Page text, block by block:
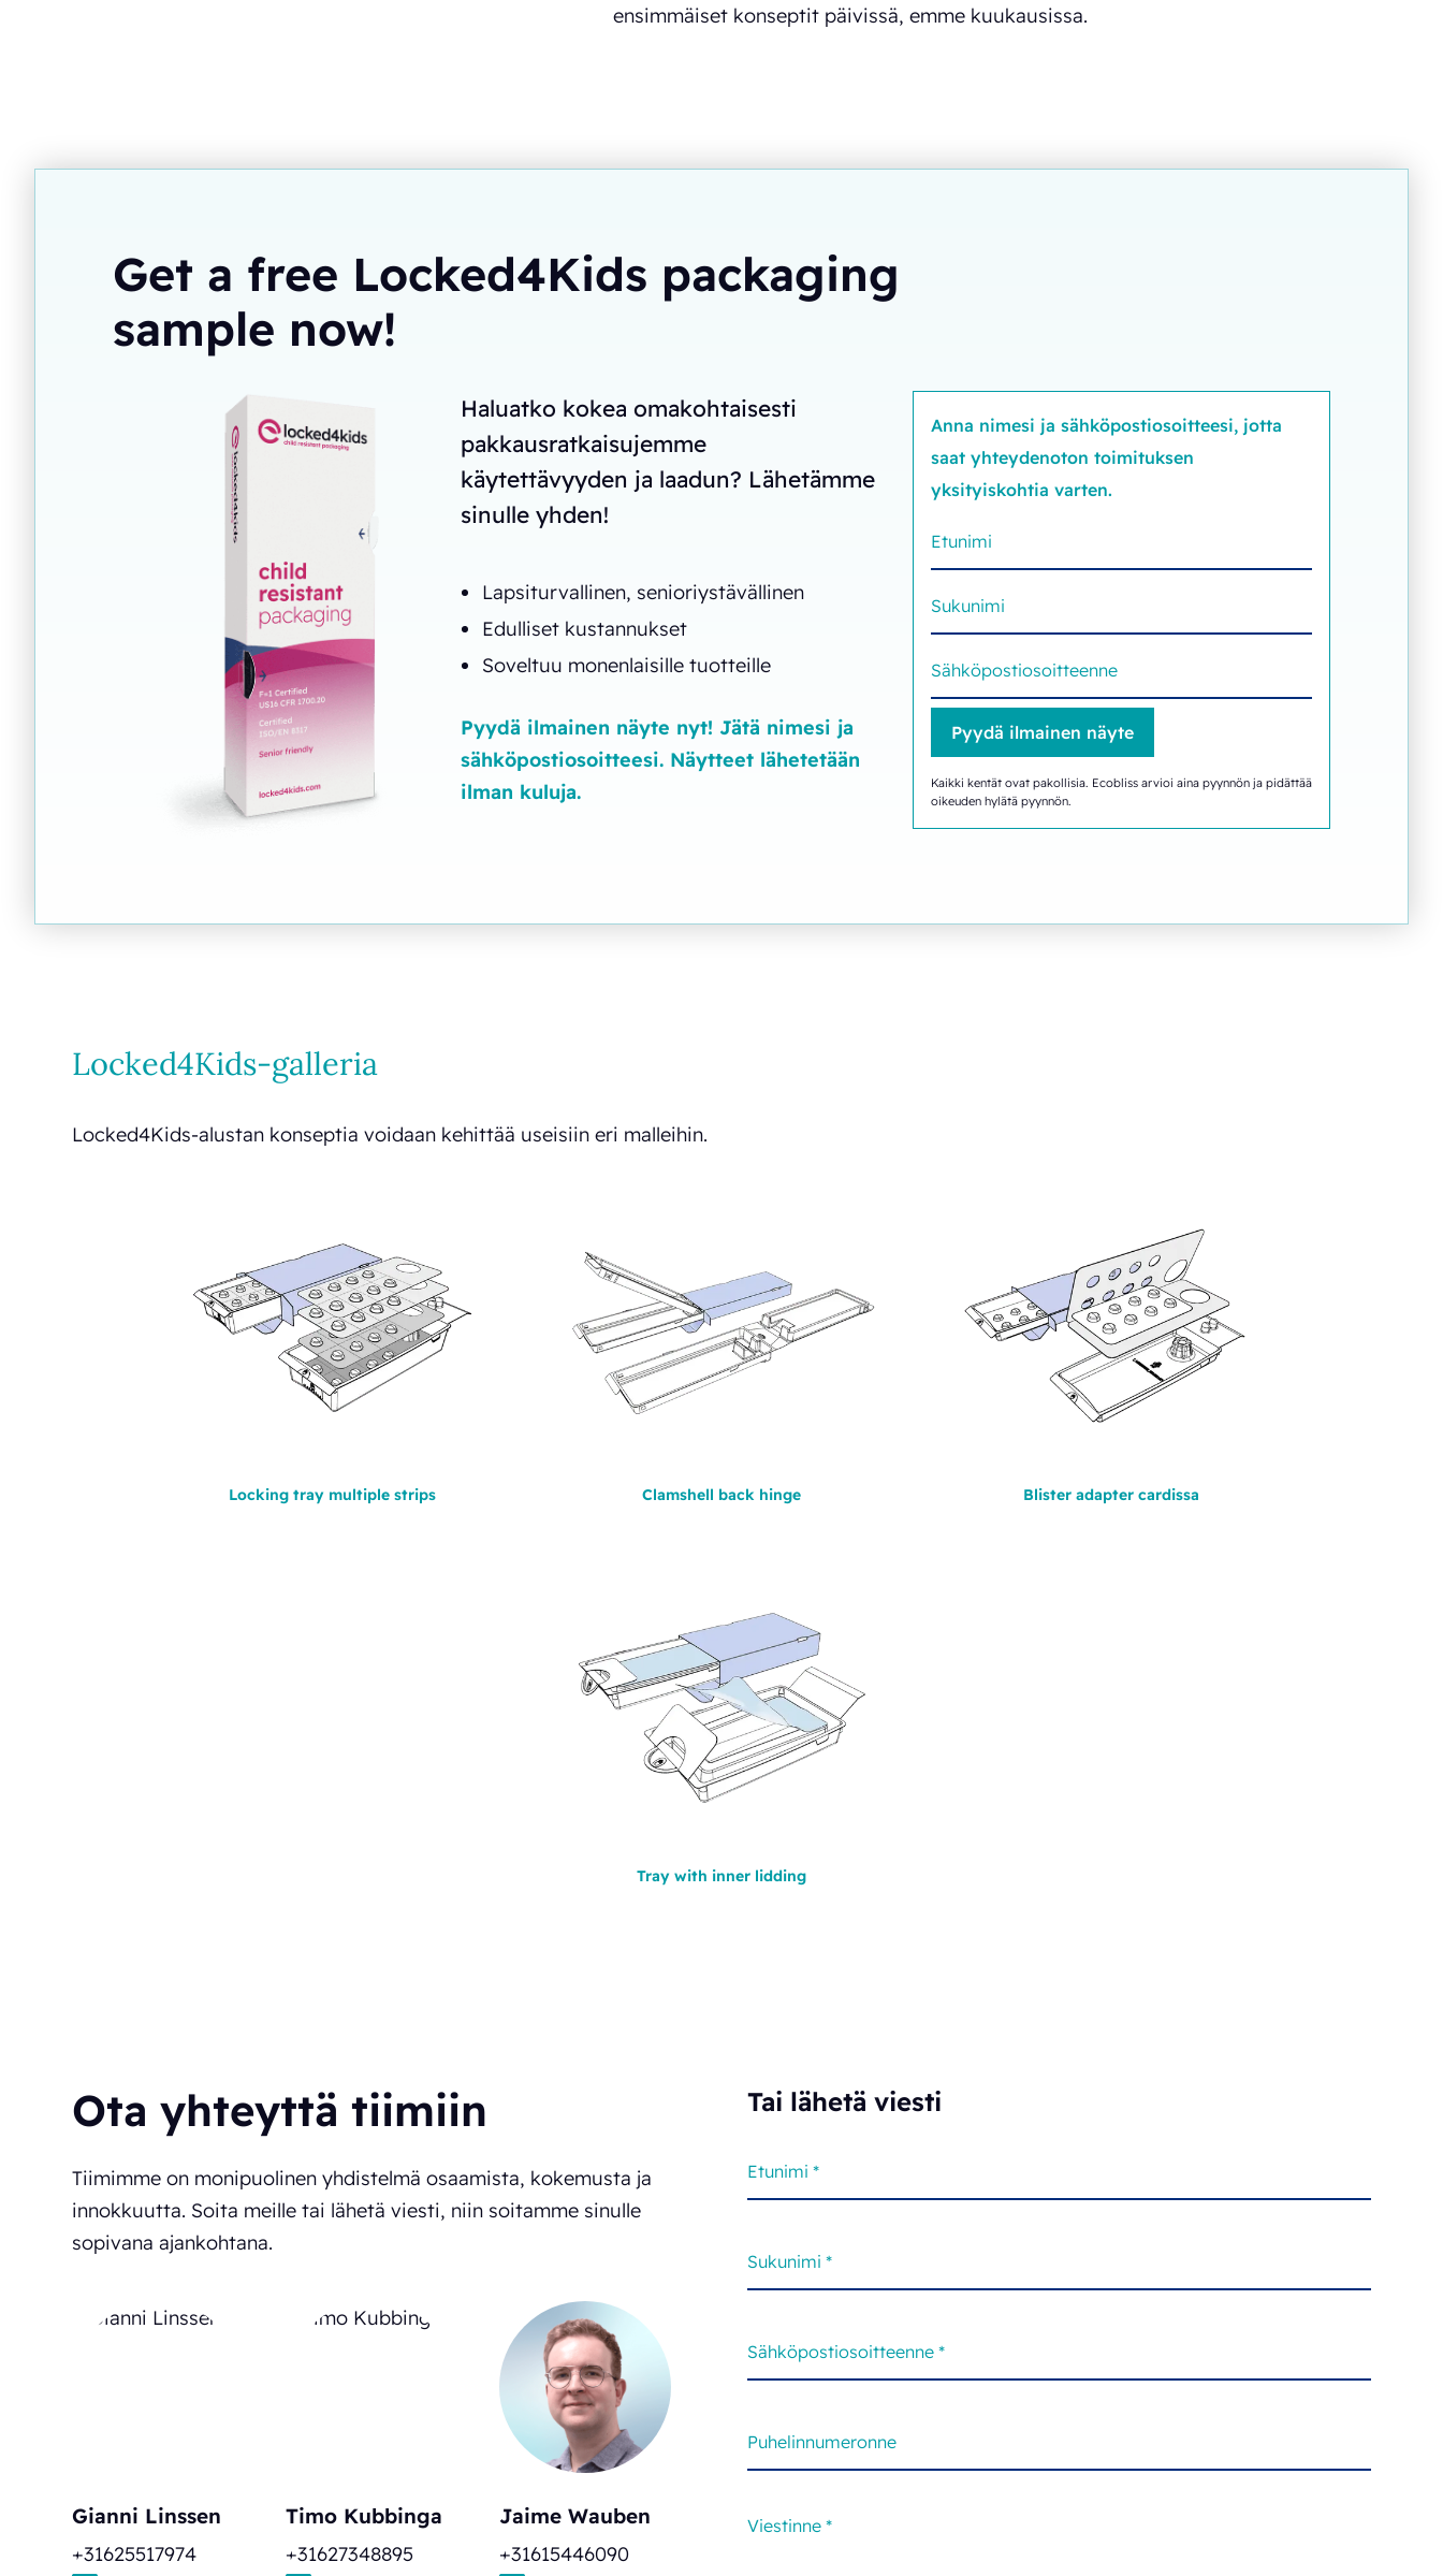
ensimmäiset konseptit päivissä, emme kuukausissa.
Get a free Locked4Kids packaging
sample now!
Haluatko kokea omakohtaisesti
pakkausratkaisujemme
käytettävyyden ja laadun? Lähetämme
sinulle yhden!
Lapsiturvallinen, senioriystävällinen
Edulliset kustannukset
Soveltuu monenlaisille tuotteille
Pyydä ilmainen näyte nyt! Jätä nimesi ja
sähköpostiosoitteesi. Näytteet lähetetään
ilman kuluja.
Anna nimesi ja sähköpostiosoitteesi, jotta
saat yhteydenoton toimituksen
yksityiskohtia varten.
Kaikki kentät ovat pakollisia. Ecobliss arvioi aina pyynnön ja pidättää
oikeuden hylätä pyynnön.
Locked4Kids-galleria
Locked4Kids-alustan konseptia voidaan kehittää useisiin eri malleihin.
Locking tray multiple strips Clamshell back hinge Blister adapter cardissa
Tray with inner lidding
Ota yhteyttä tiimiin
Tiimimme on monipuolinen yhdistelmä osaamista, kokemusta ja
innokkuutta. Soita meille tai lähetä viesti, niin soitamme sinulle
sopivana ajankohtana.
Gianni Linssen
+31625517974
Timo Kubbinga
+31627348895
Jaime Wauben
+31615446090
Tai lähetä viesti